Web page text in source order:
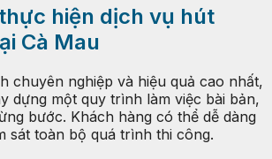
hiện dịch vụ hút
Cà Mau
chuyên nghiệp và hiệu quả cao nhất,
dựng một quy trình làm việc bài bản,
bước. Khách hàng có thể dễ dàng
sát toàn bộ quá trình thi công.